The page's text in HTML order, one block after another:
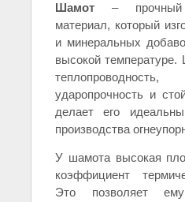
Шамот – прочный
материал, который
и минеральных
высокой
ударопрочность и
делает его
производства
У шамота высокая
коэффициент
Это позволяет